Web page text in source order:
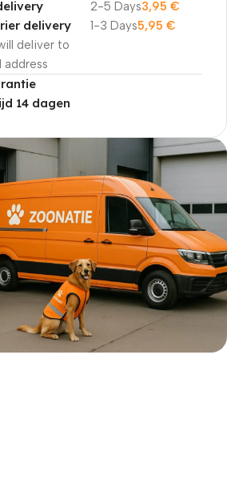
2-5 Days3,95€
delivery
deliver to
address
1-3 Days5,95€
14 dagen